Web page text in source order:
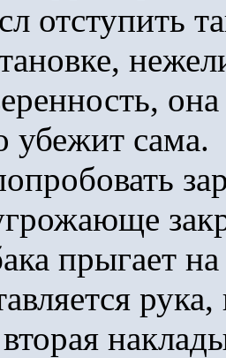
отступить
убежит сама.
прыгает